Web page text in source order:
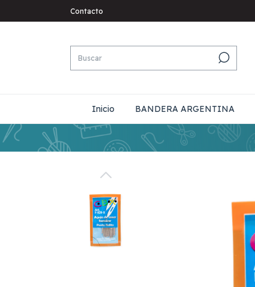
Contacto
Inicio BANDERA ARGENTINA